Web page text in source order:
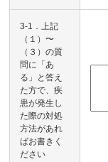
3-1．上記
（１）〜
（３）の質
問に「あ
る」と答え
た方で、疾
患が発生し
た際の対処
方法があれ
ばお書きく
ださい